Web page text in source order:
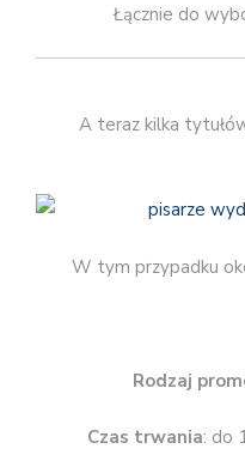
Łącznie do
A teraz kilka
W tym przypadku
Rodzaj
Czas trwania: do